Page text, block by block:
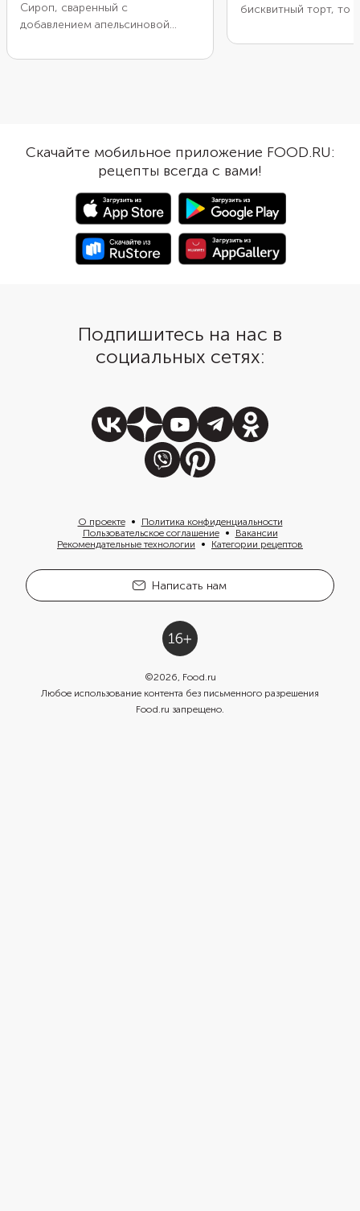
Сироп, сваренный с
добавлением апельсиновой
ароматным, вкусным, красивого
— получится фруктовая сладость
с цитрусовой кислинкой. Кстати,
их можно есть и так, а можно
добавить в напитки или выпечку.
Сироп по этому рецепту может
храниться в холодильнике до 1
бисквитный торт, то
Делается она легко и
можно хранить в
посуде в
10 дней.
Скачайте мобильное приложение FOOD.RU:
рецепты всегда с вами!
Подпишитесь на нас в
социальных сетях:
О проекте
Политика конфиденциальности
Пользовательское соглашение
Вакансии
Рекомендательные технологии
Категории рецептов
Написать нам
©2026, Food.ru
Любое использование контента без письменного разрешения
Food.ru запрещено.